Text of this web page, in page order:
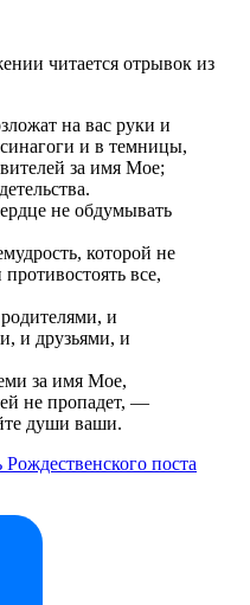
читается отрывок из
на вас руки и
синагоги и в темницы,
за имя Мое;
не обдумывать
которой не
все,
и
и друзьями, и
за имя Мое,
не пропадет, —
души ваши.
поста